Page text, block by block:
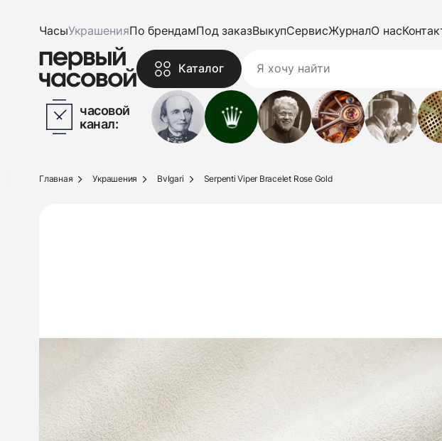
ЧасыУкрашенияПо брендамПод заказВыкупСервисЖурналО нас
Каталог
часовой
канал:
Главная Украшения Bvlgari Serpenti Viper Bracelet Rose Gold